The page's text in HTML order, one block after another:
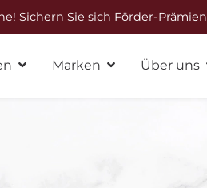
Sichern Sie sich Förder-Prämien
Marken Über uns